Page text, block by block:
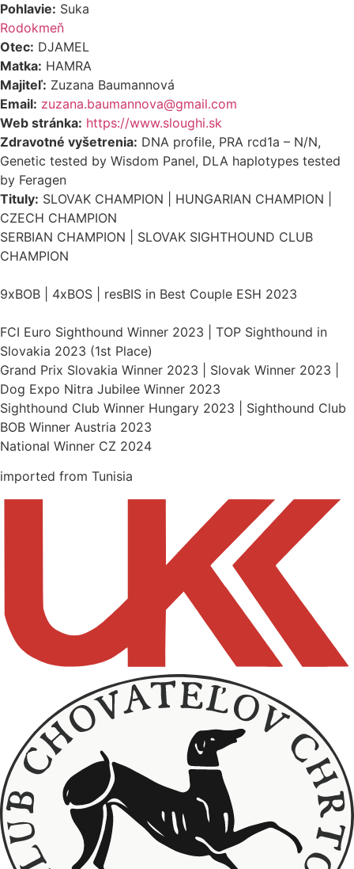
Pohlavie: Suka
Rodokmeň
Otec: DJAMEL
Matka: HAMRA
Majiteľ: Zuzana Baumannová
Email: zuzana.baumannova@gmail.com
Web stránka: https://www.sloughi.sk
Zdravotné vyšetrenia: DNA profile, PRA rcd1a – N/N,
Genetic tested by Wisdom Panel, DLA haplotypes tested
by Feragen
Tituly: SLOVAK CHAMPION | HUNGARIAN CHAMPION |
CZECH CHAMPION
SERBIAN CHAMPION | SLOVAK SIGHTHOUND CLUB
CHAMPION
9xBOB | 4xBOS | resBIS in Best Couple ESH 2023
FCI Euro Sighthound Winner 2023 | TOP Sighthound in
Slovakia 2023 (1st Place)
Grand Prix Slovakia Winner 2023 | Slovak Winner 2023 |
Dog Expo Nitra Jubilee Winner 2023
Sighthound Club Winner Hungary 2023 | Sighthound Club
BOB Winner Austria 2023
National Winner CZ 2024
imported from Tunisia